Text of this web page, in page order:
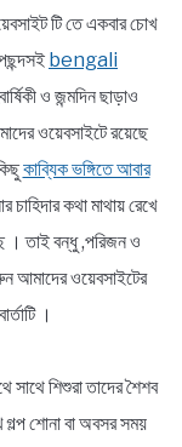
টি তে একবার চোখ
bengali
ও জন্মদিন ছাড়াও
ওয়েবসাইটে রয়েছে
কাব্যিক ভঙ্গিতে আবার
কথা মাথায় রেখে
। তাই বন্ধু ,পরিজন ও
আমাদের ওয়েবসাইটের
।
সাথে শিশুরা তাদের শৈশব
গল্প শোনা বা অবসর সময়